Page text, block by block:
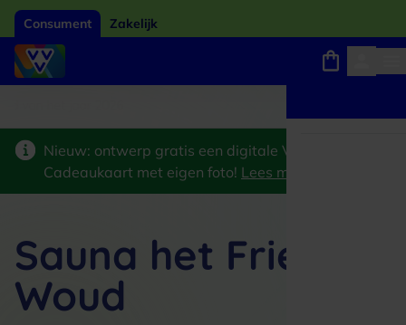
Consument Zakelijk
Nieuw: ontwerp gratis een digitale VVV
Cadeaukaart met eigen foto! Lees meer
Sauna het Friese
Woud